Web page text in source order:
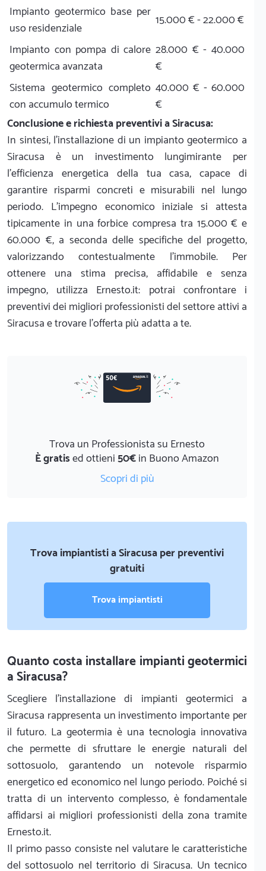
Impianto geotermico base per
uso residenziale
15.000 € - 22.000 €
Impianto con pompa di calore
geotermica avanzata
28.000 € - 40.000
€
Sistema geotermico completo
con accumulo termico
40.000 € - 60.000
€
Conclusione e richiesta preventivi a Siracusa:
In sintesi, l'installazione di un impianto geotermico a
Siracusa è un investimento lungimirante per
l'efficienza energetica della tua casa, capace di
garantire risparmi concreti e misurabili nel lungo
periodo. L'impegno economico iniziale si attesta
tipicamente in una forbice compresa tra 15.000 € e
60.000 €, a seconda delle specifiche del progetto,
valorizzando contestualmente l'immobile. Per
ottenere una stima precisa, affidabile e senza
impegno, utilizza Ernesto.it: potrai confrontare i
preventivi dei migliori professionisti del settore attivi a
Siracusa e trovare l'offerta più adatta a te.
Trova un Professionista su Ernesto
È gratised ottieni50€in Buono Amazon
Scopri di più
Trova impiantisti a Siracusa per preventivi
gratuiti
Trova impiantisti
Quanto costa installare impianti geotermici
a Siracusa?
Scegliere l'installazione di impianti geotermici a
Siracusa rappresenta un investimento importante per
il futuro. La geotermia è una tecnologia innovativa
che permette di sfruttare le energie naturali del
sottosuolo, garantendo un notevole risparmio
energetico ed economico nel lungo periodo. Poiché si
tratta di un intervento complesso, è fondamentale
affidarsi ai migliori professionisti della zona tramite
Ernesto.it.
Il primo passo consiste nel valutare le caratteristiche
del sottosuolo nel territorio di Siracusa. Un tecnico